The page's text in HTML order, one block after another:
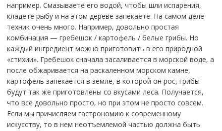
например. Смазываете его водой, чтобы шли испарения,
кладете рыбу и на этом дереве запекаете. На самом деле
техник очень много. Например, довольно простая
комбинация — гребешок / картофель / белые грибы. Но
каждый ингредиент можно приготовить в его природной
«стихии». Гребешок сначала засаливается в морской воде, а
после обжаривается на раскаленном морском камне,
картофель запекается в земле, в которой он рос, грибы
будут так же приготовлены со вкусами леса. Получается,
что все довольно просто, но при этом не просто совсем.
Если мы причисляем гастрономию к современному
искусству, то в нем неотъемлемой частью должна быть